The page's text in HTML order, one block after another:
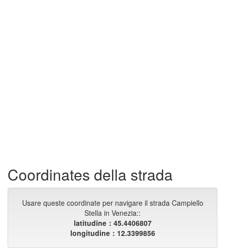
Coordinates della strada
Usare queste coordinate per navigare il strada Campiello
Stella in Venezia::
latitudine：45.4406807
longitudine：12.3399856